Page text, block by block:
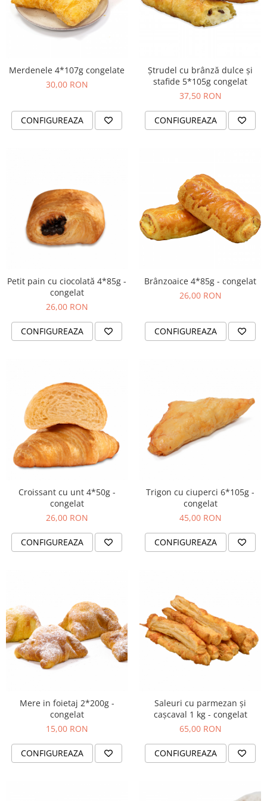
Cozo-Bun
Cozonac Cadou
Cozonac cu Unt
Cozonac Mos Craciun
Cozonac Duofino
Cofetarie
Prajituri artizanale
Fursecuri cu unt
Chec
Chec cu iaurt
Chec Glasat
Checurile Royal
Prajituri Fabrica de Amandine
Prajituri nuci
Prajituri Red Collection
Prajituri cu fructe
Prajituri cafea
Prajituri de Craciun
Torturi ambalate
Chec mini
Turta dulce
Turta dulce cu nuci
Croissant Duofino
Croissant cu maia
Cornulete
Boromele
Pasca
Pasca Fresh
Paine
Merdenele 4*107g congelate
30,00 RON
CONFIGUREAZA
Ștrudel cu brânză dulce și
stafide 5*105g congelat
37,50 RON
CONFIGUREAZA
Petit pain cu ciocolată 4*85g -
congelat
26,00 RON
CONFIGUREAZA
Brânzoaice 4*85g - congelat
26,00 RON
CONFIGUREAZA
Croissant cu unt 4*50g -
congelat
26,00 RON
CONFIGUREAZA
Trigon cu ciuperci 6*105g -
congelat
45,00 RON
CONFIGUREAZA
Mere in foietaj 2*200g -
congelat
15,00 RON
CONFIGUREAZA
Saleuri cu parmezan și
cașcaval 1 kg - congelat
65,00 RON
CONFIGUREAZA